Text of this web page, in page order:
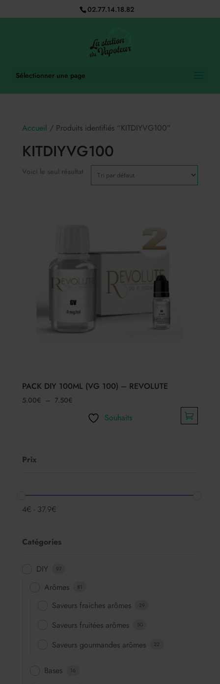
02.77.14.18.82
Sélectionner une page
Accueil / Produits identifiés “KITDIYVG100”
KITDIYVG100
Voici le seul résultat
PACK DIY 100ML (VG 100) – REVOLUTE
5.00€ – 7.50€
Souhaits
a
Les
options
être
choisies
Prix
4€ - 37.9€
Catégories
DIY 97
Arômes 81
Saveurs fraiches arômes 29
Saveurs fruitées arômes 50
Saveurs gourmandes arômes 22
Bases 16